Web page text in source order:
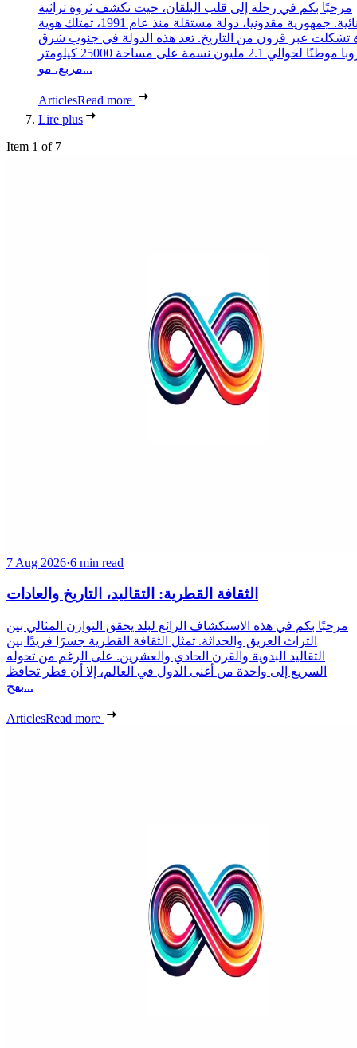
مرحبًا بكم في رحلة إلى قلب البلقان، حيث تكشف ثروة تراثية
استثنائية. جمهورية مقدونيا، دولة مستقلة منذ عام 1991، تمتلك هوية
تشكلت عبر قرون من التاريخ. تعد هذه الدولة في جنوب شرق
أوروبا موطنًا لحوالي 2.1 مليون نسمة على مساحة 25000 كيلومتر
مربع. مو...
ArticlesRead more
Lire plus
Item 1 of 7
7 Aug 2026·6 min read
الثقافة القطرية: التقاليد، التاريخ والعادات
مرحبًا بكم في هذه الاستكشاف الرائع لبلد يحقق التوازن المثالي بين
التراث العريق والحداثة. تمثل الثقافة القطرية جسرًا فريدًا بين
التقاليد البدوية والقرن الحادي والعشرين. على الرغم من تحوله
السريع إلى واحدة من أغنى الدول في العالم، إلا أن قطر تحافظ
بفخ...
ArticlesRead more